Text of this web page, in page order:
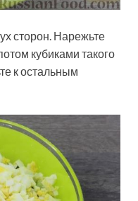
сторон. Нарежьте
кубиками такого
к остальным